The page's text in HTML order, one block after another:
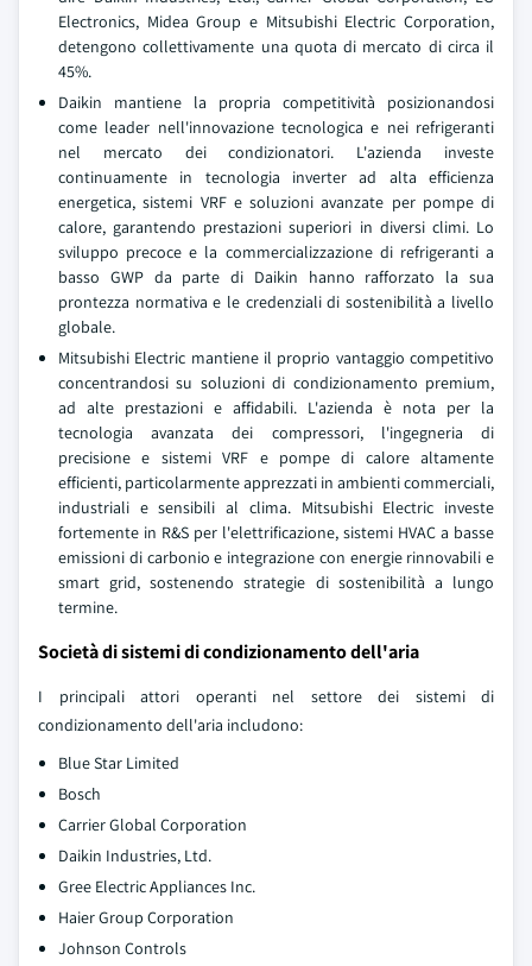
Electronics, Midea Group e Mitsubishi Electric Corporation,
detengono collettivamente una quota di mercato di circa il
45%.
Daikin mantiene la propria competitività posizionandosi
come leader nell'innovazione tecnologica e nei refrigeranti
nel mercato dei condizionatori. L'azienda investe
continuamente in tecnologia inverter ad alta efficienza
energetica, sistemi VRF e soluzioni avanzate per pompe di
calore, garantendo prestazioni superiori in diversi climi. Lo
sviluppo precoce e la commercializzazione di refrigeranti a
basso GWP da parte di Daikin hanno rafforzato la sua
prontezza normativa e le credenziali di sostenibilità a livello
globale.
Mitsubishi Electric mantiene il proprio vantaggio competitivo
concentrandosi su soluzioni di condizionamento premium,
ad alte prestazioni e affidabili. L'azienda è nota per la
tecnologia avanzata dei compressori, l'ingegneria di
precisione e sistemi VRF e pompe di calore altamente
efficienti, particolarmente apprezzati in ambienti commerciali,
industriali e sensibili al clima. Mitsubishi Electric investe
fortemente in R&S per l'elettrificazione, sistemi HVAC a basse
emissioni di carbonio e integrazione con energie rinnovabili e
smart grid, sostenendo strategie di sostenibilità a lungo
termine.
Società di sistemi di condizionamento dell'aria
I principali attori operanti nel settore dei sistemi di
condizionamento dell'aria includono:
Blue Star Limited
Bosch
Carrier Global Corporation
Daikin Industries, Ltd.
Gree Electric Appliances Inc.
Haier Group Corporation
Johnson Controls